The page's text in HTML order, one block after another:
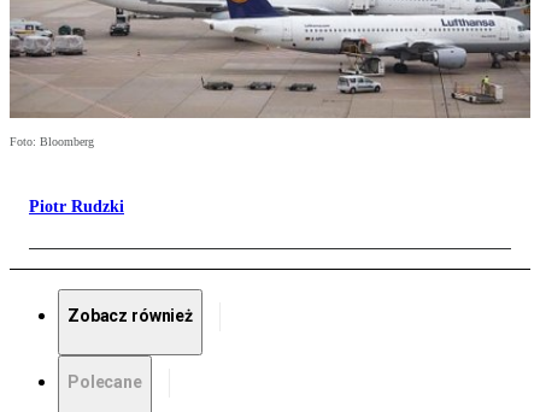
Foto: Bloomberg
Piotr Rudzki
Zobacz również
Polecane